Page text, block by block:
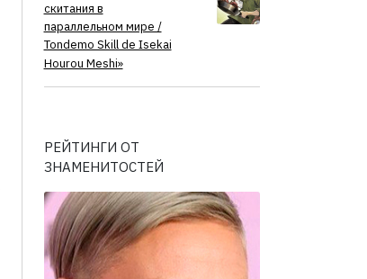
скитания в
параллельном мире /
Tondemo Skill de Isekai
Hourou Meshi»
РЕЙТИНГИ ОТ
ЗНАМЕНИТОСТЕЙ